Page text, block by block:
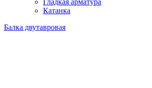
Гладкая арматура
Катанка
Балка двутавровая